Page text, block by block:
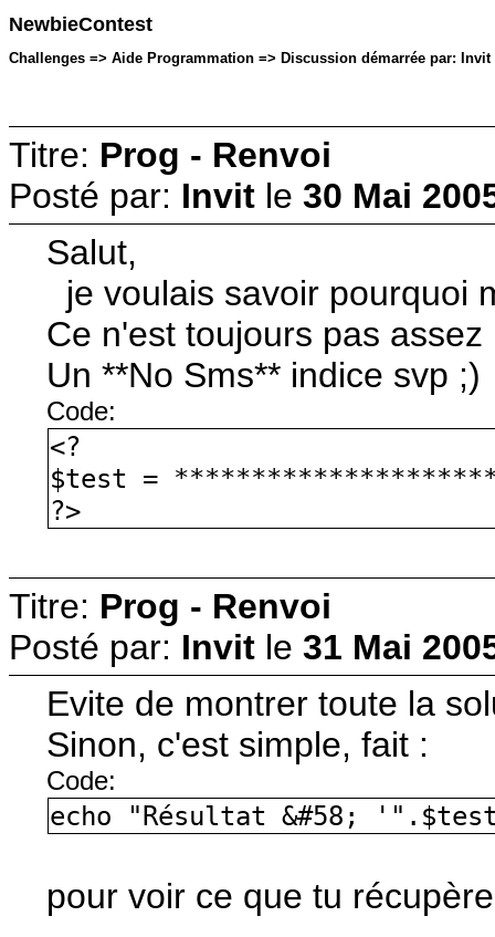
NewbieContest
Challenges => Aide Programmation => Discussion démarrée par: Invit
Titre: Prog - Renvoi
Posté par: Invit le 30 Mai
Salut,
je voulais savoir pourquoi
Ce n'est toujours pas assez
Un **No Sms** indice svp ;)
Code:
<?
$test =
?>
Titre: Prog - Renvoi
Posté par: Invit le 31 Mai
Evite de montrer toute la
Sinon, c'est simple, fait :
Code:
echo "Résultat &#58;
pour voir ce que tu